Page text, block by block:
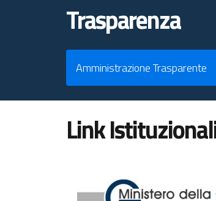
Trasparenza
Amministrazione Trasparente
Link